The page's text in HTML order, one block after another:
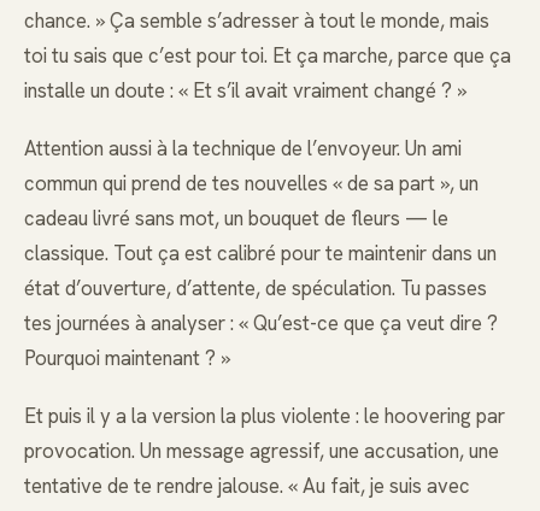
chance. » Ça semble s’adresser à tout le monde, mais
toi tu sais que c’est pour toi. Et ça marche, parce que ça
installe un doute : « Et s’il avait vraiment changé ? »
Attention aussi à la technique de l’envoyeur. Un ami
commun qui prend de tes nouvelles « de sa part », un
cadeau livré sans mot, un bouquet de fleurs — le
classique. Tout ça est calibré pour te maintenir dans un
état d’ouverture, d’attente, de spéculation. Tu passes
tes journées à analyser : « Qu’est-ce que ça veut dire ?
Pourquoi maintenant ? »
Et puis il y a la version la plus violente : le hoovering par
provocation. Un message agressif, une accusation, une
tentative de te rendre jalouse. « Au fait, je suis avec